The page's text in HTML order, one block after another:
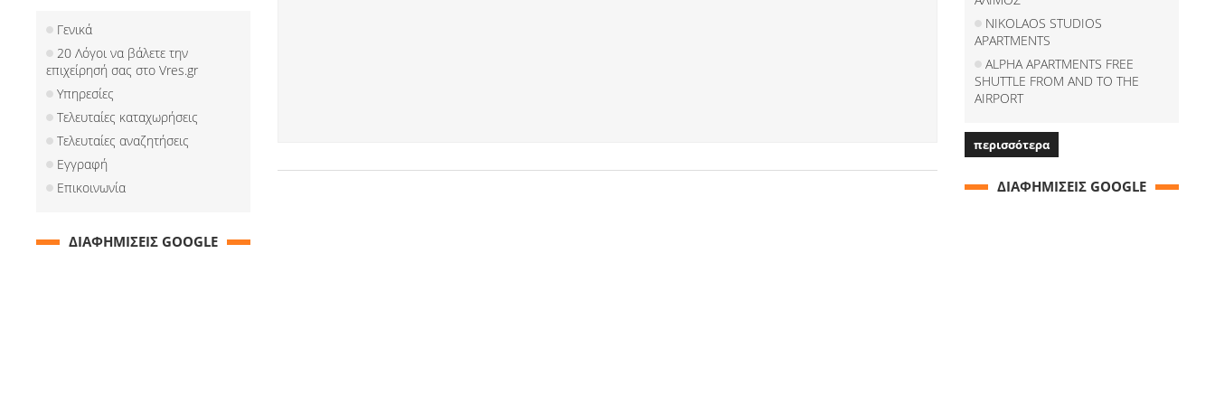
Γενικά
20 Λόγοι να βάλετε την
επιχείρησή σας στο Vres.gr
Υπηρεσίες
Τελευταίες καταχωρήσεις
Τελευταίες αναζητήσεις
Εγγραφή
Επικοινωνία
ΔΙΑΦΗΜΙΣΕΙΣ GOOGLE
NIKOLAOS STUDIOS
APARTMENTS
ALPHA APARTMENTS FREE
SHUTTLE FROM AND TO THE
AIRPORT
περισσότερα
ΔΙΑΦΗΜΙΣΕΙΣ GOOGLE